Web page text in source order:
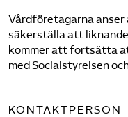
Vårdföretagarna
säkerställa att
kommer att fortsätta
med Socialstyrelsen
KONTAKTPERSON